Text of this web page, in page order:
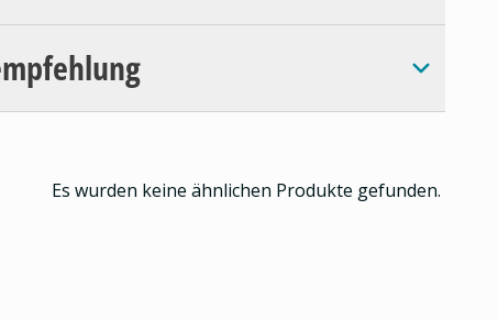
Es wurden keine ähnlichen Produkte gefunden.